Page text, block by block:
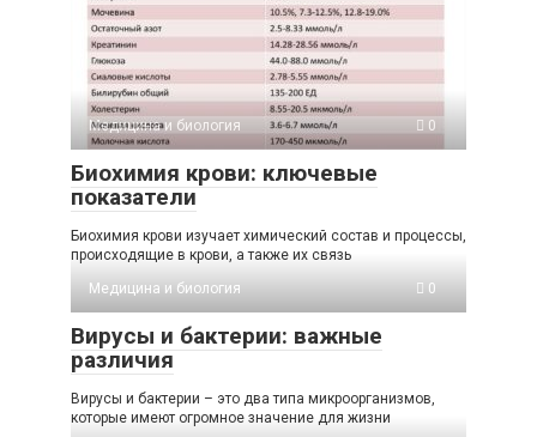
Медицина и биология 0
Биохимия крови: ключевые
показатели
Биохимия крови изучает химический состав и процессы,
происходящие в крови, а также их связь
Медицина и биология
0
Вирусы и бактерии: важные
различия
Вирусы и бактерии – это два типа микроорганизмов,
которые имеют огромное значение для жизни